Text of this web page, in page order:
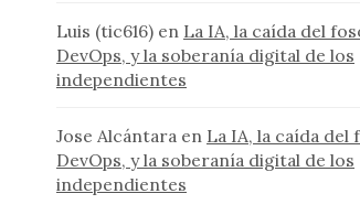
Luis (tic616) en La IA, la caída del
DevOps, y la soberanía digital de los
independientes
Jose Alcántara en La IA, la caída del
DevOps, y la soberanía digital de los
independientes